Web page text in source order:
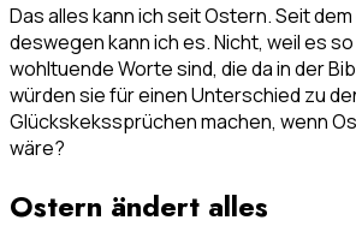
Das alles kann ich seit Ostern. Seit
deswegen kann ich es. Nicht, weil es
wohltuende Worte sind, die da in der
würden sie für einen Unterschied zu
Glückskekssprüchen machen, wenn
wäre?
Ostern ändert alles